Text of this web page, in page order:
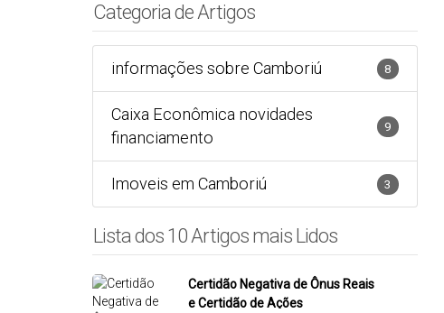
Categoria de Artigos
informações sobre Camboriú 8
Caixa Econômica novidades
financiamento
9
Imoveis em Camboriú 3
Lista dos 10 Artigos mais Lidos
Certidão Negativa de Ônus Reais
e Certidão de Ações